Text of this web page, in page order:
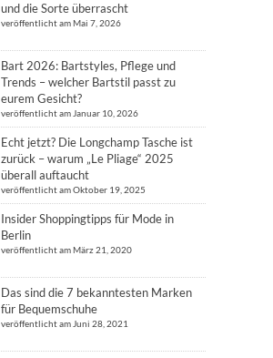
und die Sorte überrascht
veröffentlicht am Mai 7, 2026
Bart 2026: Bartstyles, Pflege und
Trends – welcher Bartstil passt zu
eurem Gesicht?
veröffentlicht am Januar 10, 2026
Echt jetzt? Die Longchamp Tasche ist
zurück – warum „Le Pliage“ 2025
überall auftaucht
veröffentlicht am Oktober 19, 2025
Insider Shoppingtipps für Mode in
Berlin
veröffentlicht am März 21, 2020
Das sind die 7 bekanntesten Marken
für Bequemschuhe
veröffentlicht am Juni 28, 2021